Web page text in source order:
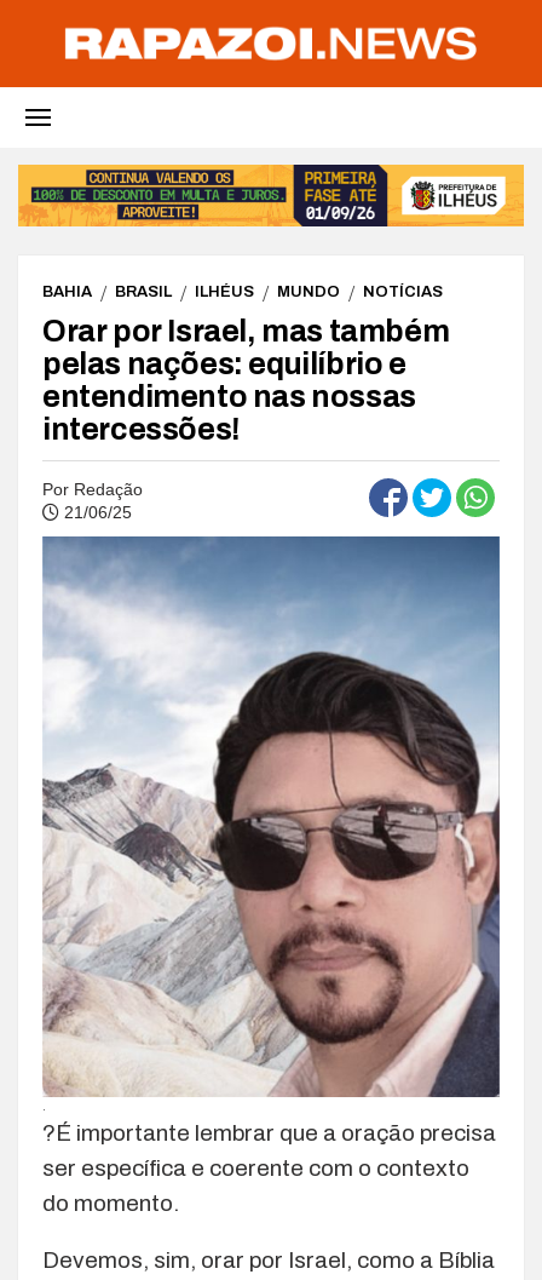
BAHIA BRASIL ILHÉUS MUNDO NOTÍCIAS
Orar por Israel, mas também
pelas nações: equilíbrio e
entendimento nas nossas
intercessões!
Por Redação
21/06/25
?É importante lembrar que a oração precisa
ser específica e coerente com o contexto
do momento.
Devemos, sim, orar por Israel, como a Bíblia